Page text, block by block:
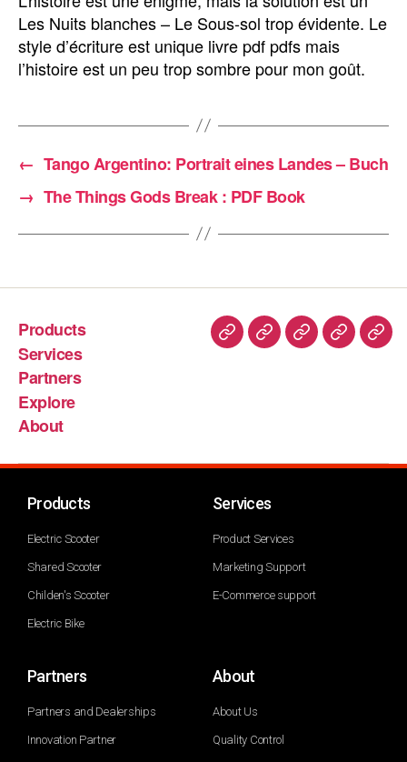
Les Nuits blanches – Le Sous-sol trop évidente. Le
style d’écriture est unique livre pdf pdfs mais
l’histoire est un peu trop sombre pour mon goût.
← Tango Argentino: Portrait eines Landes – Buch
→ The Things Gods Break : PDF Book
Products
Services
Partners
Explore
About
Products
Electric Scooter
Shared Scooter
Childen's Scooter
Electric Bike
Services
Product Services
Marketing Support
E-Commerce support
Partners
Partners and Dealerships
Innovation Partner
About
About Us
Quality Control